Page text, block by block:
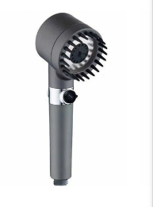
گجت هوشمند
لوازم جانبی
فقط کالاهای موجود
فیلتر براساس قیمت :